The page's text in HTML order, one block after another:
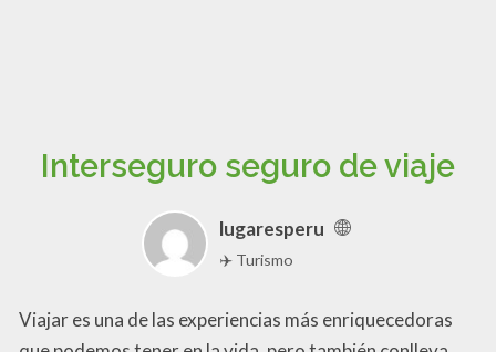
Interseguro seguro de viaje
lugaresperu
✈️ Turismo
Viajar es una de las experiencias más enriquecedoras